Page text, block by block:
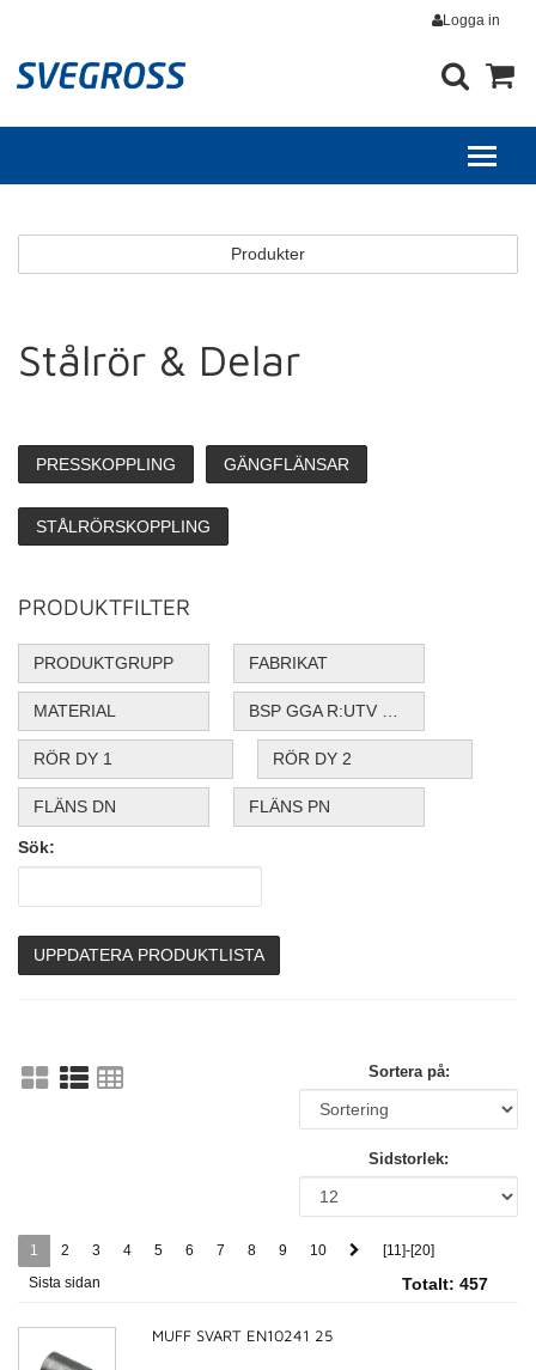
Logga in
Produkter
Stålrör & Delar
PRESSKOPPLING GÄNGFLÄNSAR
STÅLRÖRSKOPPLING
PRODUKTFILTER
PRODUKTGRUPP FABRIKAT
MATERIAL
RÖR DY 1 RÖR DY 2
FLÄNS DN FLÄNS PN
Sök:
UPPDATERA PRODUKTLISTA
Sortera på:
Sidstorlek:
1 2 3 4 5 6 7 8 9 10
[11]-[20]
Sista sidan
Totalt: 457
MUFF SVART EN10241 25